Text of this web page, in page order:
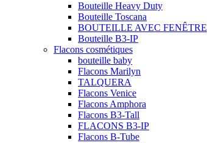
Bouteille Heavy Duty
Bouteille Toscana
BOUTEILLE AVEC FENÊTRE
Bouteille B3-IP
Flacons cosmétiques
bouteille baby
Flacons Marilyn
TALQUERA
Flacons Venice
Flacons Amphora
Flacons B3-Tall
FLACONS B3-IP
Flacons B-Tube